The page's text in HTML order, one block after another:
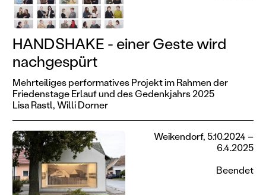
HANDSHAKE - einer Geste wird
nachgespürt
Mehrteiliges performatives Projekt im Rahmen der
Friedenstage Erlauf und des Gedenkjahrs 2025
Lisa Rastl,Willi Dorner
Weikendorf, 5.10.2024 –
6.4.2025
Beendet